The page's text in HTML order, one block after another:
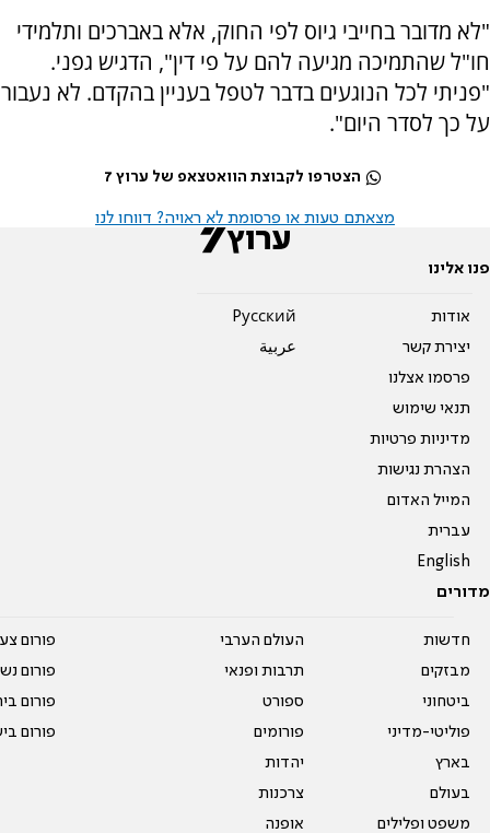
"לא מדובר בחייבי גיוס לפי החוק, אלא באברכים ותלמידי
חו"ל שהתמיכה מגיעה להם על פי דין", הדגיש גפני.
"פניתי לכל הנוגעים בדבר לטפל בעניין בהקדם. לא נעבור
על כך לסדר היום".
הצטרפו לקבוצת הוואטצאפ של ערוץ 7
מצאתם טעות או פרסומת לא ראויה? דווחו לנו
פנו אלינו
אודות
יצירת קשר
פרסמו אצלנו
תנאי שימוש
מדיניות פרטיות
הצהרת נגישות
המייל האדום
עברית
English
Pусский
عربية
מדורים
חדשות
מבזקים
ביטחוני
פוליטי-מדיני
בארץ
בעולם
משפט ופלילים
העולם הערבי
תרבות ופנאי
ספורט
פורומים
יהדות
צרכנות
אופנה
פורום
פורום
פורום
פורום